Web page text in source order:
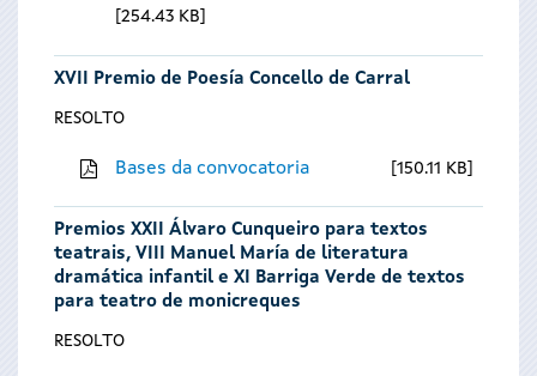
254.43 KB
XVII Premio de Poesía Concello de Carral
RESOLTO
Bases da convocatoria 150.11 KB
Premios XXII Álvaro Cunqueiro para textos
teatrais, VIII Manuel María de literatura
dramática infantil e XI Barriga Verde de textos
para teatro de monicreques
RESOLTO